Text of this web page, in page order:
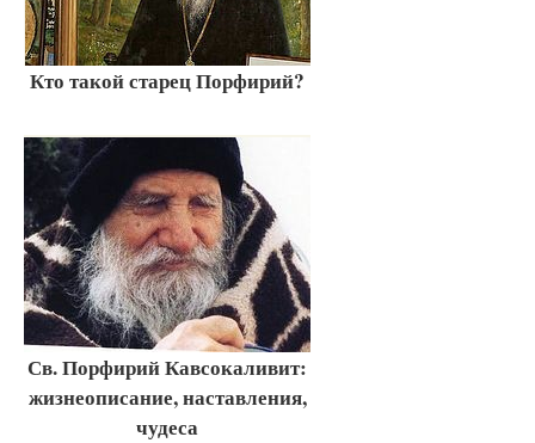
Кто такой старец Порфирий?
Св. Порфирий Кавсокаливит:
жизнеописание, наставления,
чудеса